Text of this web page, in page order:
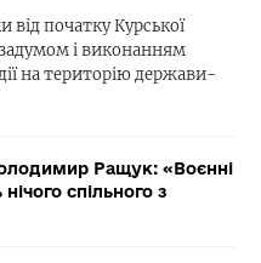
від початку Курської
і виконанням
на територію держави-
Ращук: «Воєнні
спільного з